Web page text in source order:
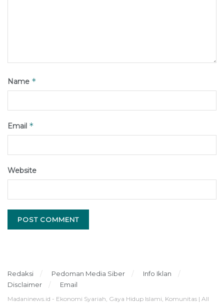
Name *
Email *
Website
Redaksi Pedoman Media Siber
Info Iklan
Disclaimer
Email
Madaninews.id - Ekonomi Syariah, Gaya Hidup Islami, Komunitas | All